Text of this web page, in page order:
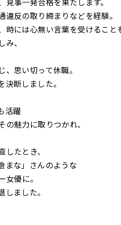
反の取り締まりなどを経験。
時には心無い言葉を受けること
、
、思い切って休職。
断しました。
活躍
魅力に取りつかれ、
たとき、
まな」さんのような
優に。
ました。